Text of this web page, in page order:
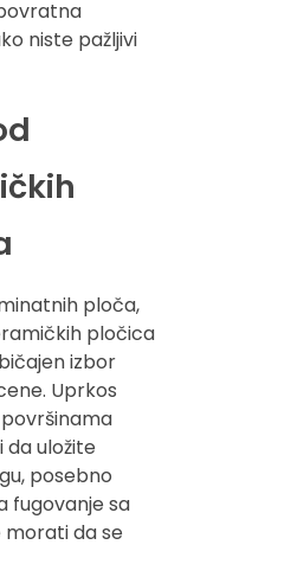
niste pažljivi
ploča,
pločica
izbor
Uprkos
uložite
posebno
fugovanje sa
da se